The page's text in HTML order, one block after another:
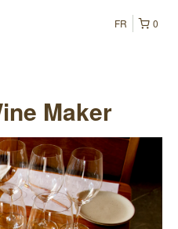
0
FR
Maker